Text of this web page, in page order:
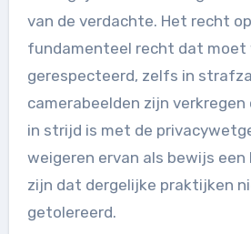
van de verdachte. Het recht
fundamenteel recht dat moet
gerespecteerd, zelfs in
camerabeelden zijn verkregen
in strijd is met de
weigeren ervan als bewijs een
zijn dat dergelijke praktijken
getolereerd.